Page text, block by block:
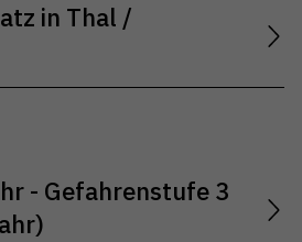
in Thal /
- Gefahrenstufe 3